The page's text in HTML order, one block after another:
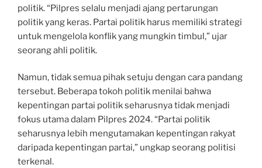
politik. “Pilpres selalu menjadi ajang pertarungan
politik yang keras. Partai politik harus memiliki strategi
untuk mengelola konflik yang mungkin timbul,” ujar
seorang ahli politik.
Namun, tidak semua pihak setuju dengan cara pandang
tersebut. Beberapa tokoh politik menilai bahwa
kepentingan partai politik seharusnya tidak menjadi
fokus utama dalam Pilpres 2024. “Partai politik
seharusnya lebih mengutamakan kepentingan rakyat
daripada kepentingan partai,” ungkap seorang politisi
terkenal.